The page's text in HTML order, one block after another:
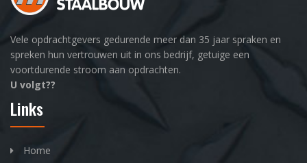
Vele opdrachtgevers gedurende meer dan 35 jaar spraken en
spreken hun vertrouwen uit in ons bedrijf, getuige een
voortdurende stroom aan opdrachten.
U volgt??
Links
Home